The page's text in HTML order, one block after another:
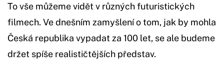
To vše můžeme vidět v různých futuristických
filmech. Ve dnešním zamyšlení o tom, jak by mohla
Česká republika vypadat za 100 let, se ale budeme
držet spíše realističtějších představ.